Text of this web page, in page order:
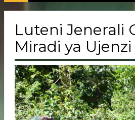
Luteni Jenerali
Miradi ya